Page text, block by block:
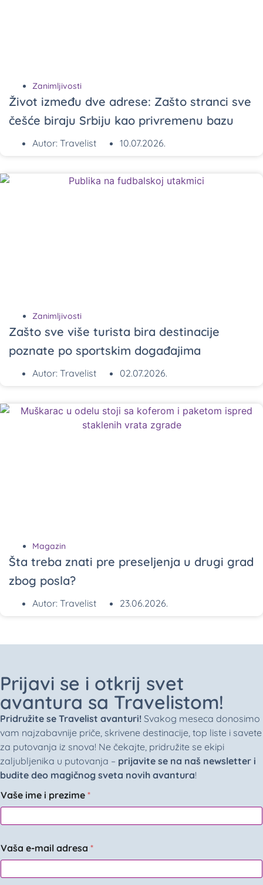
Zanimljivosti
Život između dve adrese: Zašto stranci sve
češće biraju Srbiju kao privremenu bazu
Autor: Travelist 10.07.2026.
Zanimljivosti
Zašto sve više turista bira destinacije
poznate po sportskim događajima
Autor: Travelist 02.07.2026.
Magazin
Šta treba znati pre preseljenja u drugi grad
zbog posla?
Autor: Travelist 23.06.2026.
Prijavi se i otkrij svet
avantura sa Travelistom!
Pridružite se Travelist avanturi! Svakog meseca donosimo
vam najzabavnije priče, skrivene destinacije, top liste i savete
za putovanja iz snova! Ne čekajte, pridružite se ekipi
zaljubljenika u putovanja – prijavite se na naš newsletter i
budite deo magičnog sveta novih avantura!
Vaše ime i prezime *
Vaša e-mail adresa *